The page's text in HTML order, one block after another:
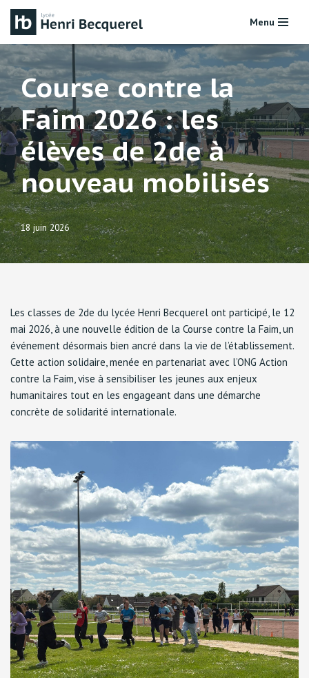
Aller
au
contenu
Menu
Course contre la
Faim 2026 : les
élèves de 2de à
nouveau mobilisés
18 juin 2026
Les classes de 2de du lycée Henri Becquerel ont participé, le 12
mai 2026, à une nouvelle édition de la Course contre la Faim, un
événement désormais bien ancré dans la vie de l’établissement.
Cette action solidaire, menée en partenariat avec l’ONG Action
contre la Faim, vise à sensibiliser les jeunes aux enjeux
humanitaires tout en les engageant dans une démarche
concrète de solidarité internationale.